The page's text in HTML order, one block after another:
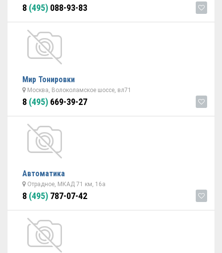
8 (495) 088-93-83
Мир Тонировки
Москва, Волоколамское шоссе, вл71
8 (495) 669-39-27
Автоматика
Отрадное, МКАД 71 км, 16а
8 (495) 787-07-42